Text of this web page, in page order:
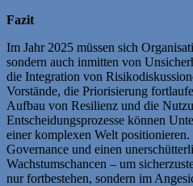
Fazit
Im Jahr 2025 müssen sich
sondern auch inmitten von
die Integration von
Vorstände, die Priorisierung
Aufbau von Resilienz und die
Entscheidungsprozesse können
einer komplexen Welt
Governance und einen
Wachstumschancen – um
nur fortbestehen, sondern im